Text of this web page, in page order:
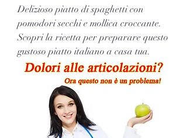
Delizioso piatto di spaghetti con
pomodori secchi e mollica croccante.
Scopri la ricetta per preparare questo
gustoso piatto italiano a casa tua.